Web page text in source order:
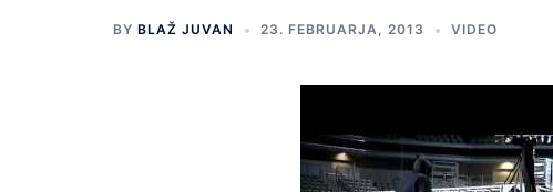
BY BLAŽ JUVAN 23. FEBRUARJA, 2013 VIDEO